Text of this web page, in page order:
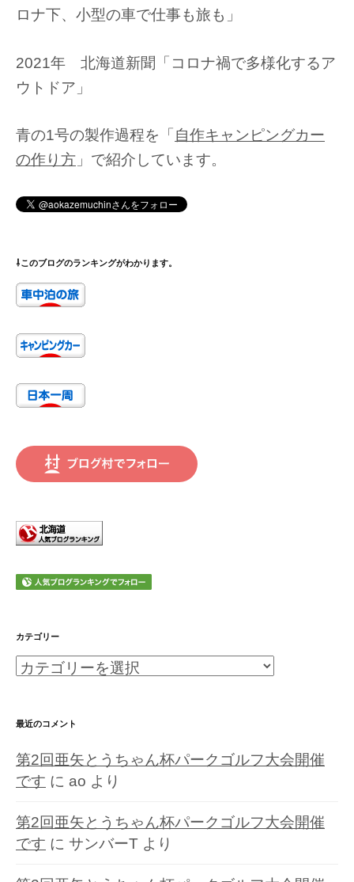
ロナ下、小型の車で仕事も旅も」
2021年 北海道新聞「コロナ禍で多様化するア
ウトドア」
青の1号の製作過程を「自作キャンピングカー
の作り方 」で紹介しています。
⇩このブログのランキングがわかります。
カテゴリー
カ
ゴ
ー
最近のコメント
第2回亜矢とうちゃん杯パークゴルフ大会開催
です に ao より
第2回亜矢とうちゃん杯パークゴルフ大会開催
です に サンバーT より